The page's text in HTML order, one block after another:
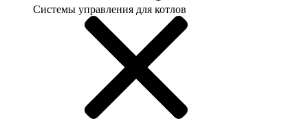
Системы управления для котлов